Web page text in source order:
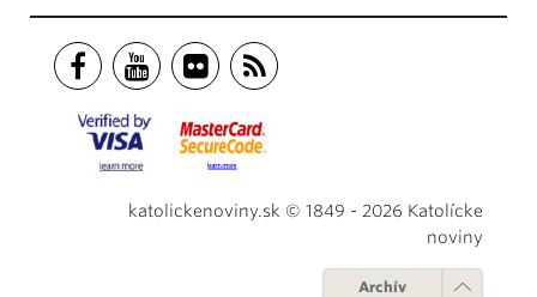
katolickenoviny.sk © 1849 - 2026 Katolícke
noviny
Archív